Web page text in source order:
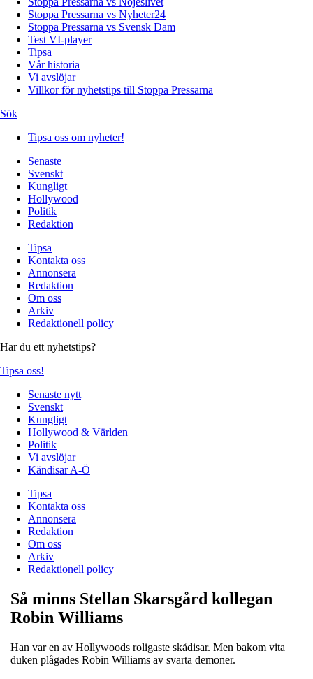
Stoppa Pressarna vs Nyheter24
Stoppa Pressarna vs Svensk Dam
Test VI-player
Tipsa
Vår historia
Vi avslöjar
Villkor för nyhetstips till Stoppa Pressarna
Sök
Tipsa oss om nyheter!
Senaste
Svenskt
Kungligt
Hollywood
Politik
Redaktion
Tipsa
Kontakta oss
Annonsera
Redaktion
Om oss
Arkiv
Redaktionell policy
Har du ett nyhetstips?
Tipsa oss!
Senaste nytt
Svenskt
Kungligt
Hollywood & Världen
Politik
Vi avslöjar
Kändisar A-Ö
Tipsa
Kontakta oss
Annonsera
Redaktion
Om oss
Arkiv
Redaktionell policy
Så minns Stellan Skarsgård kollegan
Robin Williams
Han var en av Hollywoods roligaste skådisar. Men bakom vita
duken plågades Robin Williams av svarta demoner.